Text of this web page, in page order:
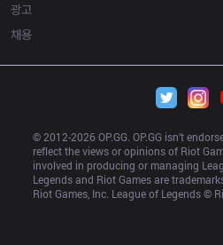
광고
채용
© 2012-2026 OP.GG. OP.GG isn’t
reflect the views or opinions of Riot
involved in producing or managing
Legends and Riot Games are
Riot Games, Inc. League of Legends ©